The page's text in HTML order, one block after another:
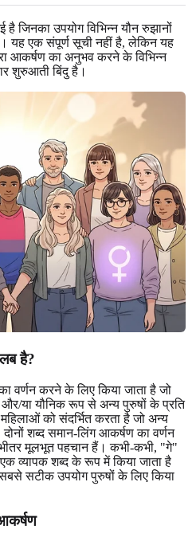
है जिनका उपयोग विभिन्न यौन रुझानों
यह एक संपूर्ण सूची नहीं है, लेकिन यह
आकर्षण का अनुभव करने के विभिन्न
शुरुआती बिंदु है।
है?
वर्णन करने के लिए किया जाता है जो
या यौनिक रूप से अन्य पुरुषों के प्रति
को संदर्भित करता है जो अन्य
शब्द समान-लिंग आकर्षण का वर्णन
मूलभूत पहचान हैं। कभी-कभी, "गे"
व्यापक शब्द के रूप में किया जाता है
सटीक उपयोग पुरुषों के लिए किया